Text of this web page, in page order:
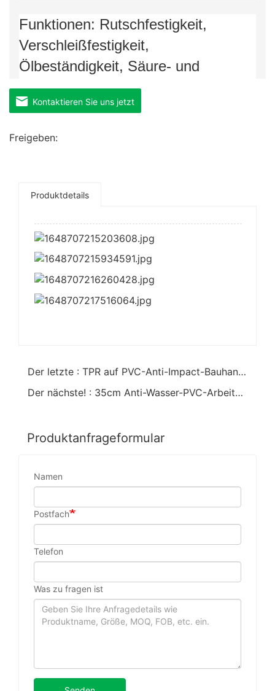
Funktionen: Rutschfestigkeit,
Verschleißfestigkeit,
Ölbeständigkeit, Säure- und
Laugenbeständigkeit
fangen Krabbe wasserbetrieb Ölfeld
Kontaktieren Sie uns jetzt
Freigeben:
Produktdetails
Der letzte : TPR auf PVC-Anti-Impact-Bauhandschuhe mit langen Manschetten
Der nächste! : 35cm Anti-Wasser-PVC-Arbeitshandschuhe Jersey-Innenschuh 35cm
Produktanfrageformular
Namen
Postfach
Telefon
Was zu fragen ist